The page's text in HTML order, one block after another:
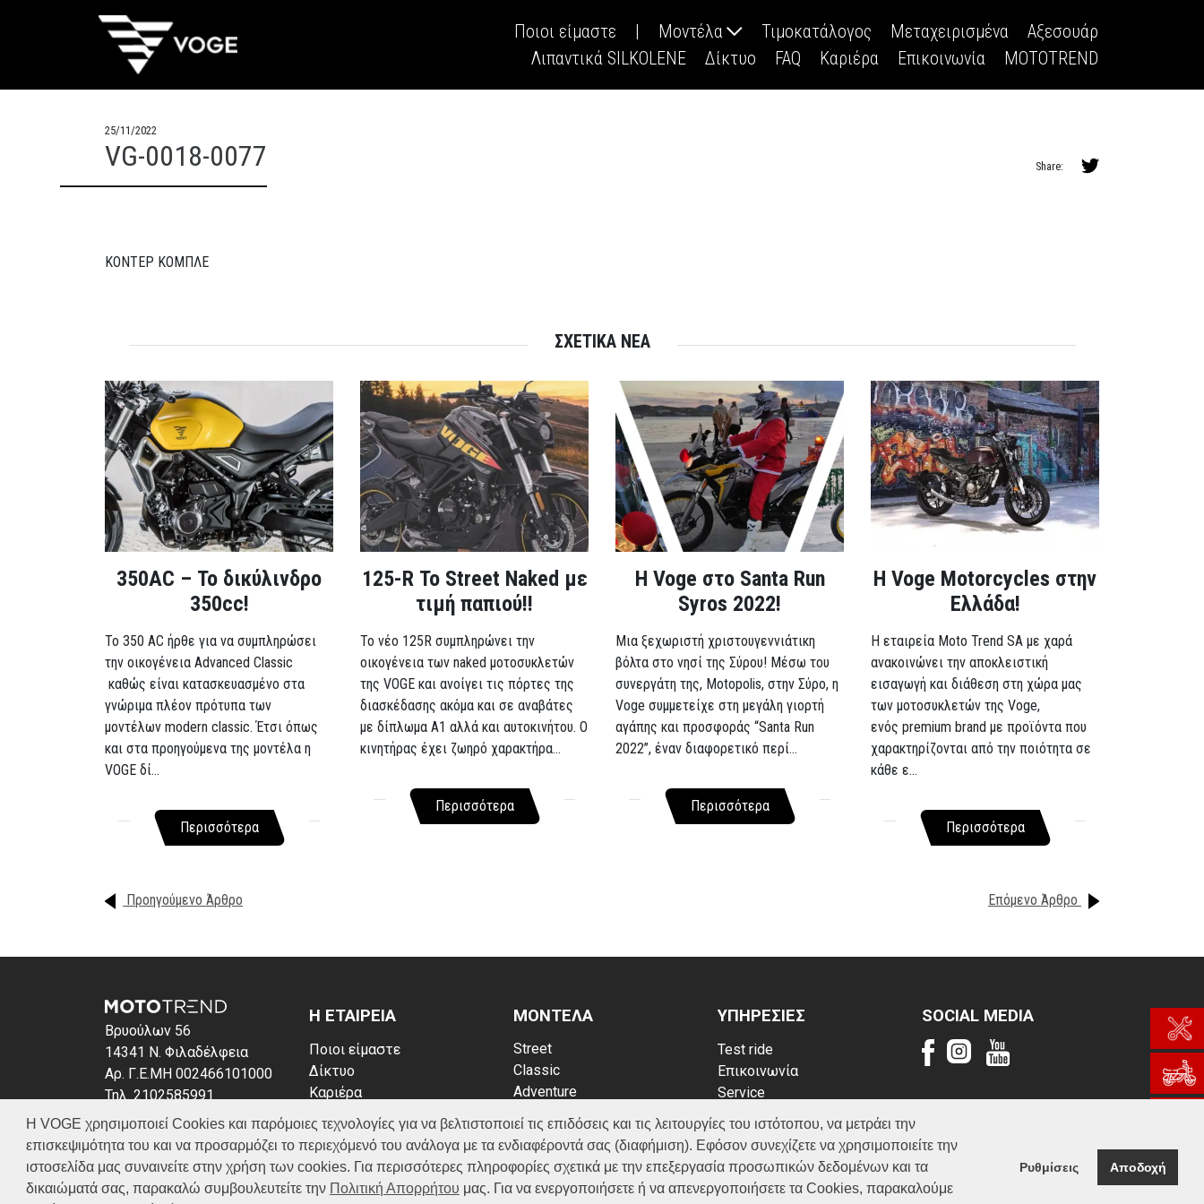
Η VOGE χρησιμοποιεί Cookies και παρόμοιες τεχνολογίες για να βελτιστοποιεί τις επιδόσεις και τις λειτουργίες του ιστότοπου, να μετράει την
επισκεψιμότητα του και να προσαρμόζει το περιεχόμενό του ανάλογα με τα ενδιαφέροντά σας (διαφήμιση). Εφόσον συνεχίζετε να χρησιμοποιείτε την
ιστοσελίδα μας συναινείτε στην χρήση των cookies. Για περισσότερες πληροφορίες σχετικά με την επεξεργασία προσωπικών δεδομένων και τα
δικαιώματά σας, παρακαλώ συμβουλευτείτε την Πολιτική Απορρήτου μας. Για να ενεργοποιήσετε ή να απενεργοποιήσετε τα Cookies, παρακαλούμε
Ρυθμίσεις Αποδοχή
Ποιοι είμαστε | Μοντέλα Τιμοκατάλογος Μεταχειρισμένα
Αξεσουάρ
Λιπαντικά SILKOLENE
Δίκτυο FAQ Καριέρα Επικοινωνία MOTOTREND
25/11/2022
VG-0018-0077 Share:
ΚΟΝΤΕΡ ΚΟΜΠΛΕ
ΣΧΕΤΙΚΑ ΝΕΑ
350AC – Το δικύλινδρο
350cc!
To 350 AC ήρθε για να συμπληρώσει
την οικογένεια Advanced Classic
καθώς είναι κατασκευασμένο στα
γνώριμα πλέον πρότυπα των
μοντέλων modern classic. Έτσι όπως
και στα προηγούμενα της μοντέλα η
VOGE δί...
Περισσότερα
125-R Το Street Naked με
τιμή παπιού!!
Το νέο 125R συμπληρώνει την
οικογένεια των naked μοτοσυκλετών
της VOGE και ανοίγει τις πόρτες της
διασκέδασης ακόμα και σε αναβάτες
με δίπλωμα A1 αλλά και αυτοκινήτου. Ο
κινητήρας έχει ζωηρό χαρακτήρα...
Περισσότερα
Η Voge στο Santa Run
Syros 2022!
Μια ξεχωριστή χριστουγεννιάτικη
βόλτα στο νησί της Σύρου! Μέσω του
συνεργάτη της, Motopolis, στην Σύρο, η
Voge συμμετείχε στη μεγάλη γιορτή
αγάπης και προσφοράς “Santa Run
2022”, έναν διαφορετικό περί...
Περισσότερα
H Voge Motorcycles στην
Ελλάδα!
Η εταιρεία Moto Trend SA με χαρά
ανακοινώνει την αποκλειστική
εισαγωγή και διάθεση στη χώρα μας
των μοτοσυκλετών της Voge,
ενός premium brand με προϊόντα που
χαρακτηρίζονται από την ποιότητα σε
κάθε ε...
Περισσότερα
Προηγούμενο Άρθρο Επόμενο Άρθρο
Βρυούλων 56
14341 Ν. Φιλαδέλφεια
Αρ. Γ.Ε.ΜΗ 002466101000
Τηλ. 2102585991
E-mail: info@voge.gr
Η ΕΤΑΙΡΕΙΑ
Ποιοι είμαστε
Δίκτυο
Καριέρα
Πολιτική απορρήτου
Πολιτική Cookies
ΜΟΝΤΕΛΑ
Street
Classic
Adventure
ATV (Loncin)
ΥΠΗΡΕΣΙΕΣ
Test ride
Επικοινωνία
Service
Κατάλογος
FAQ
SOCIAL MEDIA